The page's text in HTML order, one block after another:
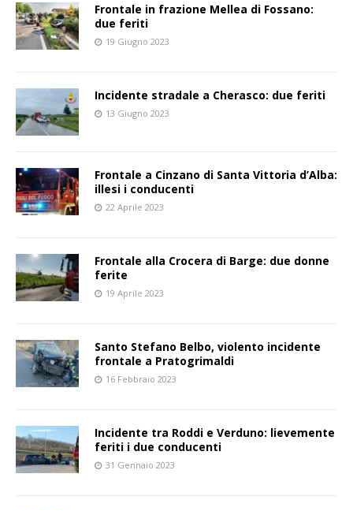
Frontale in frazione Mellea di Fossano:
due feriti
19 Giugno 2023
Incidente stradale a Cherasco: due feriti
13 Giugno 2023
Frontale a Cinzano di Santa Vittoria d’Alba:
illesi i conducenti
22 Aprile 2023
Frontale alla Crocera di Barge: due donne
ferite
19 Aprile 2023
Santo Stefano Belbo, violento incidente
frontale a Pratogrimaldi
16 Febbraio 2023
Incidente tra Roddi e Verduno: lievemente
feriti i due conducenti
31 Gennaio 2023